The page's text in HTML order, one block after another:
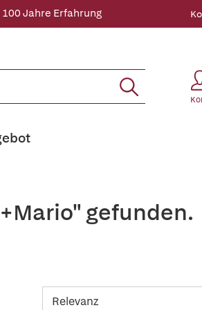
100 Jahre Erfahrung
gefunden.